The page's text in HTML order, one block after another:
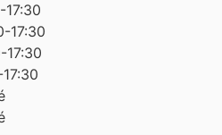
17:30
17:30
17:30